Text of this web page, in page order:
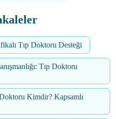
Tıp Doktoru Desteği
Tıp Doktoru
Kimdir? Kapsamlı